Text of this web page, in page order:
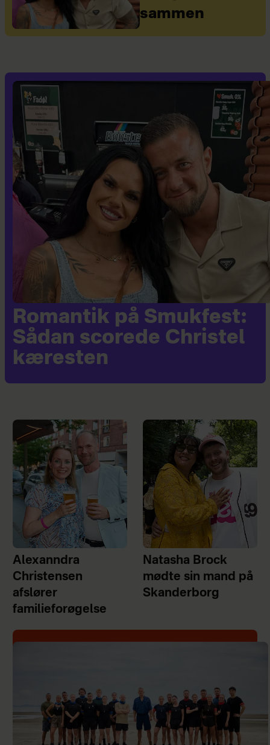
sammen
Romantik på Smukfest:
Sådan scorede Christel
kæresten
Alexanndra
Christensen
afslører
familieforøgelse
Natasha Brock
mødte sin mand på
Skanderborg